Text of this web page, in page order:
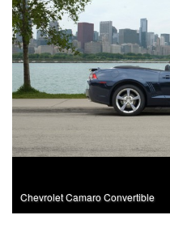
Chevrolet Camaro Convertible